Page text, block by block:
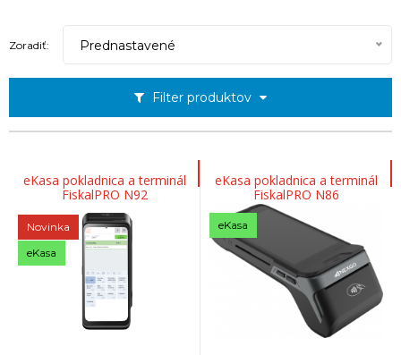
Filter produktov
Zoradiť: Prednastavené
eKasa pokladnica a terminál
FiskalPRO N92
Novinka
eKasa
eKasa pokladnica a terminál
FiskalPRO N86
eKasa